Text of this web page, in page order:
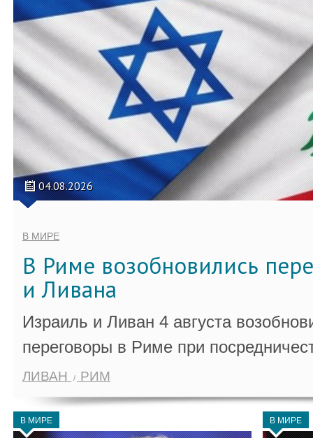
04.08.2026
В МИРЕ
В Риме возобновились
и Ливана
Израиль и Ливан 4 августа
переговоры в Риме при
ЛИВАН РИМ
В МИРЕ В МИРЕ